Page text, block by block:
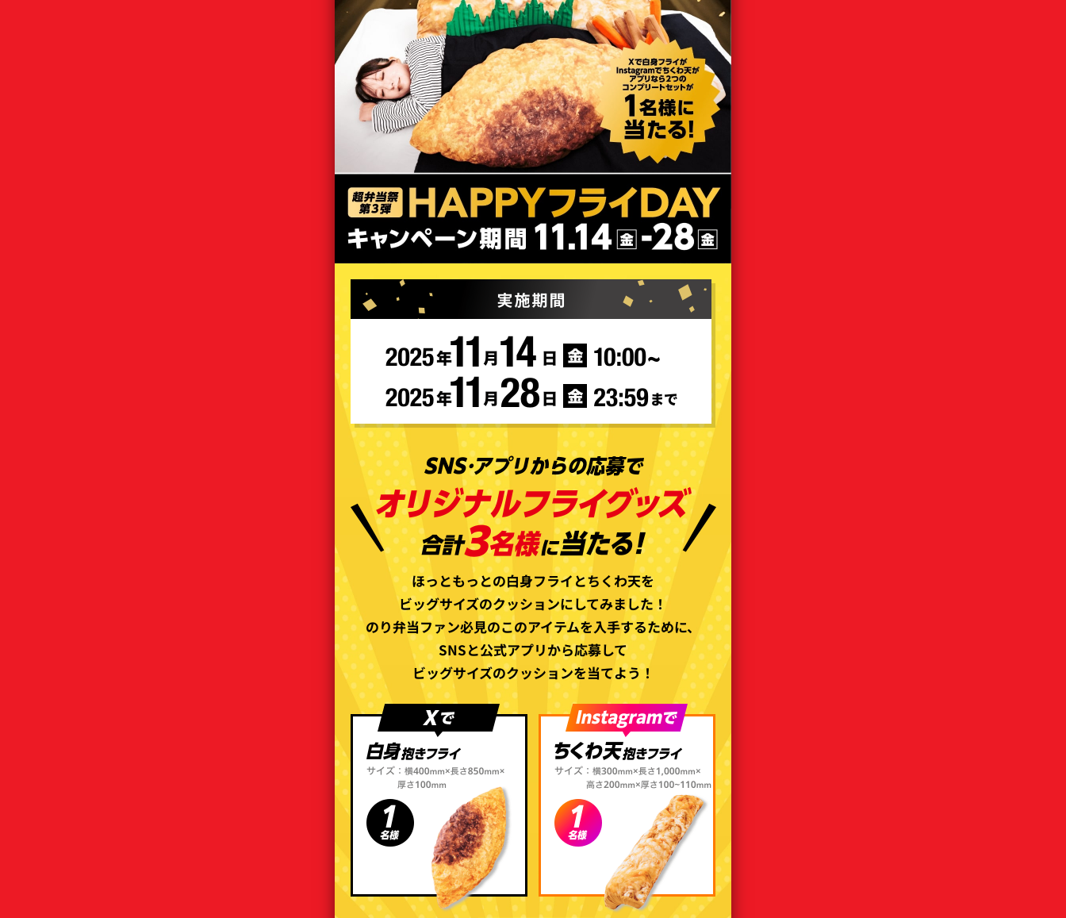
ほっともっとの白身フライとちくわ天を
ビッグサイズのクッションにしてみました！
のり弁当ファン必見のこのアイテムを入手するために、
SNSと公式アプリから応募して
ビッグサイズのクッションを当てよう！